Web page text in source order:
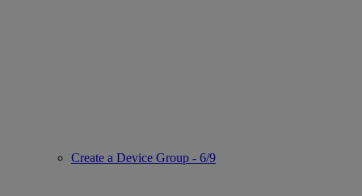
Create a Device Group - 6/9